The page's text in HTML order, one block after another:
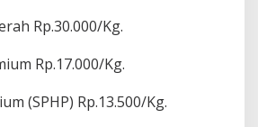
Rp.30.000/Kg.
Rp.17.000/Kg.
(SPHP) Rp.13.500/Kg.